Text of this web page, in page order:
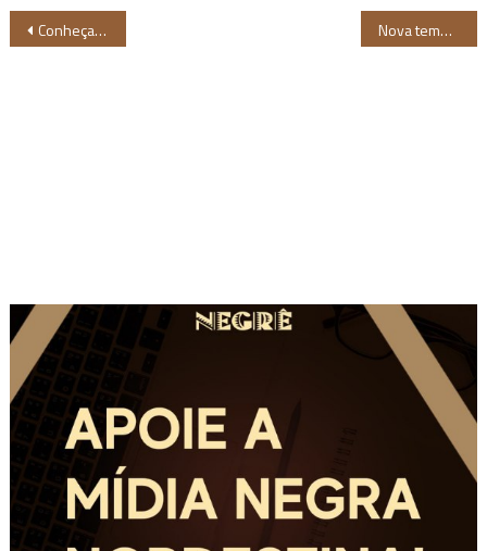
Navegação
Conheça a médica Rayssa Okoro preocupada com a saúde da população negra Nova temporada do videocast “Vaz um Café” dá destaque a grandes nomes do forró